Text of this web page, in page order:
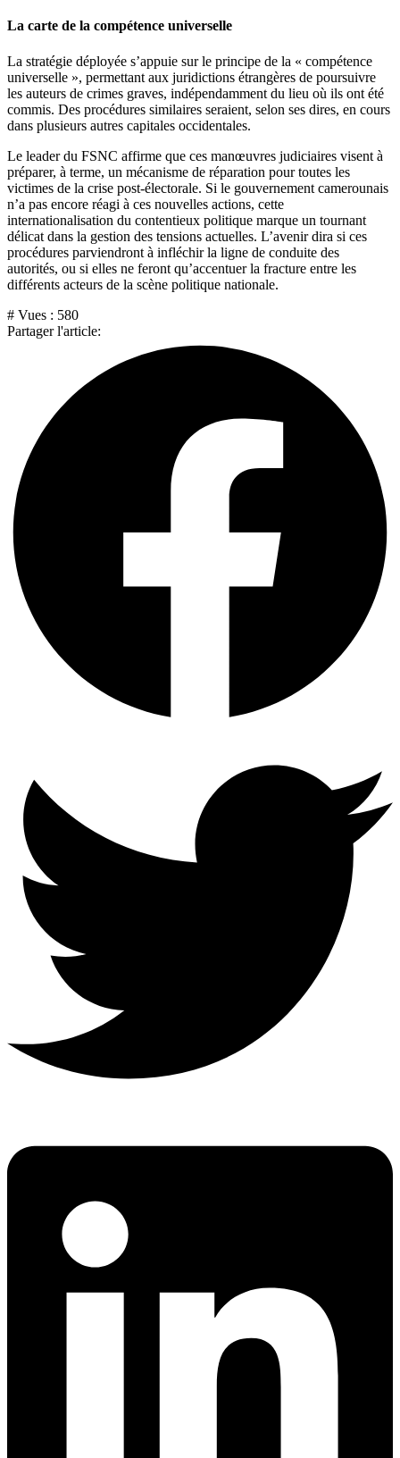
La carte de la compétence universelle
La stratégie déployée s’appuie sur le principe de la « compétence
universelle », permettant aux juridictions étrangères de poursuivre
les auteurs de crimes graves, indépendamment du lieu où ils ont été
commis. Des procédures similaires seraient, selon ses dires, en cours
dans plusieurs autres capitales occidentales.
Le leader du FSNC affirme que ces manœuvres judiciaires visent à
préparer, à terme, un mécanisme de réparation pour toutes les
victimes de la crise post-électorale. Si le gouvernement camerounais
n’a pas encore réagi à ces nouvelles actions, cette
internationalisation du contentieux politique marque un tournant
délicat dans la gestion des tensions actuelles. L’avenir dira si ces
procédures parviendront à infléchir la ligne de conduite des
autorités, ou si elles ne feront qu’accentuer la fracture entre les
différents acteurs de la scène politique nationale.
# Vues : 580
Partager l'article: